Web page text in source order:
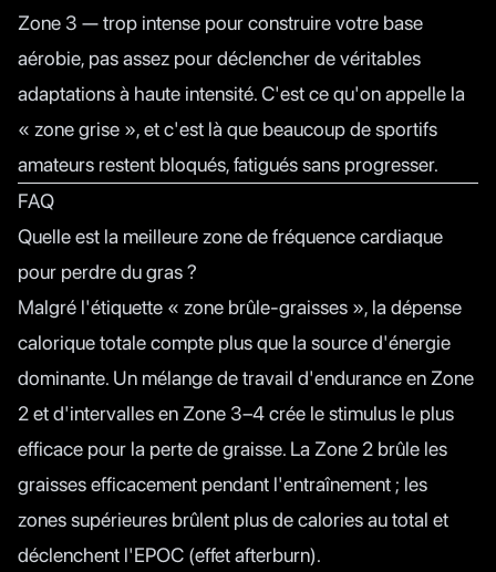
Zone 3 — trop intense pour construire votre base
aérobie, pas assez pour déclencher de véritables
adaptations à haute intensité. C'est ce qu'on appelle la
« zone grise », et c'est là que beaucoup de sportifs
amateurs restent bloqués, fatigués sans progresser.
FAQ
Quelle est la meilleure zone de fréquence cardiaque
pour perdre du gras ?
Malgré l'étiquette « zone brûle-graisses », la dépense
calorique totale compte plus que la source d'énergie
dominante. Un mélange de travail d'endurance en Zone
2 et d'intervalles en Zone 3–4 crée le stimulus le plus
efficace pour la perte de graisse. La Zone 2 brûle les
graisses efficacement pendant l'entraînement ; les
zones supérieures brûlent plus de calories au total et
déclenchent l'EPOC (effet afterburn).